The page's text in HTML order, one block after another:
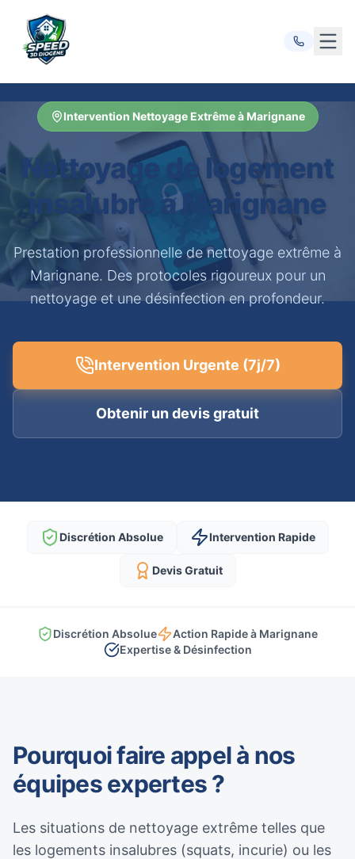
Intervention Nettoyage Extrême à Marignane
Nettoyage de logement
insalubre à Marignane
Prestation professionnelle de nettoyage extrême à
Marignane. Des protocoles rigoureux pour un
nettoyage et une désinfection en profondeur.
Intervention Urgente (7j/7)
Obtenir un devis gratuit
Discrétion Absolue Intervention Rapide
Devis Gratuit
Discrétion Absolue
Action Rapide à Marignane
Expertise & Désinfection
Pourquoi faire appel à nos
équipes expertes ?
Les situations de nettoyage extrême telles que
les logements insalubres (squats, incurie) ou les